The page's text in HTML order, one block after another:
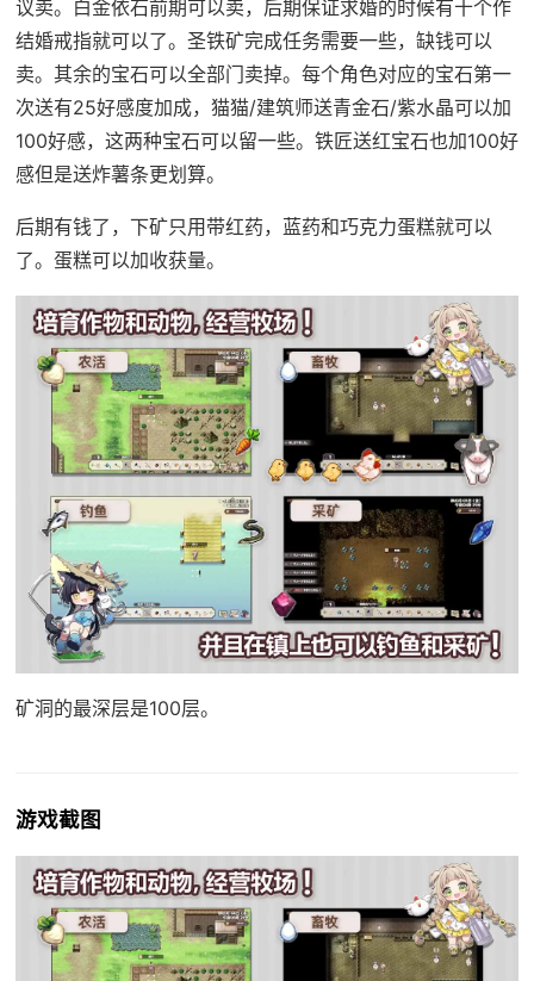
议卖。白金依石前期可以卖，后期保证求婚的时候有十个作
结婚戒指就可以了。圣铁矿完成任务需要一些，缺钱可以
卖。其余的宝石可以全部门卖掉。每个角色对应的宝石第一
次送有25好感度加成，猫猫/建筑师送青金石/紫水晶可以加
100好感，这两种宝石可以留一些。铁匠送红宝石也加100好
感但是送炸薯条更划算。
后期有钱了，下矿只用带红药，蓝药和巧克力蛋糕就可以
了。蛋糕可以加收获量。
矿洞的最深层是100层。
游戏截图